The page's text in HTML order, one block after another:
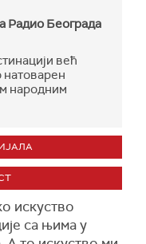
Радио Бeограда
већ
натоварен
народним
искуство
са њима у